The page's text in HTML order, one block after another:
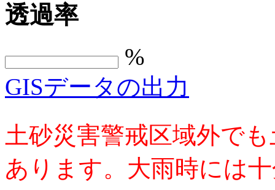
透過率
%
GISデータの出力
土砂災害警戒区域外で
あります。大雨時には